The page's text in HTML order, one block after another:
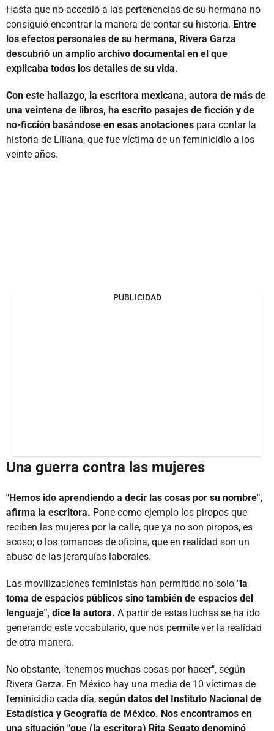
Hasta que no accedió a las pertenencias de su hermana no
consiguió encontrar la manera de contar su historia. Entre
los efectos personales de su hermana, Rivera Garza
descubrió un amplio archivo documental en el que
explicaba todos los detalles de su vida.
Con este hallazgo, la escritora mexicana, autora de más de
una veintena de libros, ha escrito pasajes de ficción y de
no-ficción basándose en esas anotaciones para contar la
historia de Liliana, que fue víctima de un feminicidio a los
veinte años.
PUBLICIDAD
Una guerra contra las mujeres
"Hemos ido aprendiendo a decir las cosas por su nombre",
afirma la escritora. Pone como ejemplo los piropos que
reciben las mujeres por la calle, que ya no son piropos, es
acoso; o los romances de oficina, que en realidad son un
abuso de las jerarquías laborales.
Las movilizaciones feministas han permitido no solo "la
toma de espacios públicos sino también de espacios del
lenguaje", dice la autora. A partir de estas luchas se ha ido
generando este vocabulario, que nos permite ver la realidad
de otra manera.
No obstante, "tenemos muchas cosas por hacer", según
Rivera Garza. En México hay una media de 10 víctimas de
feminicidio cada día, según datos del Instituto Nacional de
Estadística y Geografía de México. Nos encontramos en
una situación "que (la escritora) Rita Segato denominó